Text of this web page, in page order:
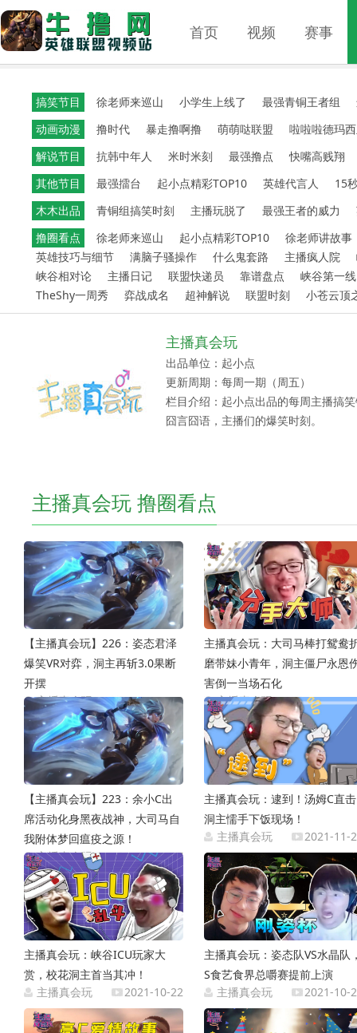
首页 视频 赛事
搞笑节目 徐老师来巡山 小学生上线了 最强青铜王者组
动画动漫
撸时代 暴走撸啊撸 萌萌哒联盟
啦啦啦德玛
解说节目
抗韩中年人 米时米刻 最强撸点
快嘴高贱翔
其他节目
最强擂台 起小点精彩TOP10 英雄代言人
15
木木出品
青铜组搞笑时刻 主播玩脱了 最强王者的威力
撸圈看点
徐老师来巡山 起小点精彩TOP10
徐老师讲故事
英雄技巧与细节
满脑子骚操作 什么鬼套路 主播疯人院
峡谷相对论
主播日记 联盟快递员 靠谱盘点
峡谷第一线
TheShy一周秀
弈战成名 超神解说 联盟时刻 小苍云顶
主播真会玩
出品单位：起小点
更新周期：每周一期（周五）
栏目介绍：起小点出品的每周主播搞
囧言囧语，主播们的爆笑时刻。
主播真会玩 撸圈看点
【主播真会玩】226：姿态君泽
爆笑VR对弈，洞主再斩3.0果断
开摆
主播真会玩
2022-01-08
主播真会玩：大司马棒打鸳鸯
磨带妹小青年，洞主僵尸永恩
害倒一当场石化
主播真会玩
2021-12-
【主播真会玩】223：余小C出
席活动化身黑夜战神，大司马自
我附体梦回瘟疫之源！
主播真会玩
2021-11-27
主播真会玩：逮到！汤姆C直击
洞主懦手下饭现场！
主播真会玩
2021-11-
主播真会玩：峡谷ICU玩家大
赏，校花洞主首当其冲！
主播真会玩
2021-10-22
主播真会玩：姿态队VS水晶队
S食艺食界总嚼赛提前上演
主播真会玩
2021-10-